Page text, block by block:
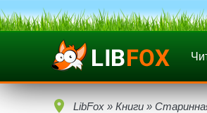
LibFox » Книги »